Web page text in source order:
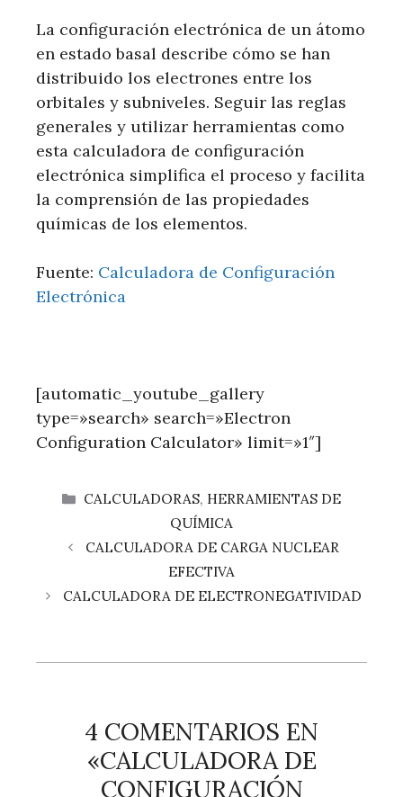
La configuración electrónica de un átomo
en estado basal describe cómo se han
distribuido los electrones entre los
orbitales y subniveles. Seguir las reglas
generales y utilizar herramientas como
esta calculadora de configuración
electrónica simplifica el proceso y facilita
la comprensión de las propiedades
químicas de los elementos.
Fuente: Calculadora de Configuración
Electrónica
[automatic_youtube_gallery
type=»search» search=»Electron
Configuration Calculator» limit=»1″]
CATEGORÍAS
CALCULADORAS, HERRAMIENTAS DE
QUÍMICA
CALCULADORA DE CARGA NUCLEAR
EFECTIVA
CALCULADORA DE ELECTRONEGATIVIDAD
4 COMENTARIOS EN
«CALCULADORA DE
CONFIGURACIÓN